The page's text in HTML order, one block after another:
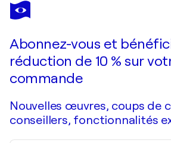
MICHAEL HENRY
Hot-Button
Abonnez-vous et
réduction de 10 % sur
commande
Nouvelles œuvres, coups de
conseillers, fonctionnalités